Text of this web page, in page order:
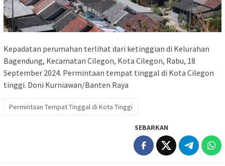
Kepadatan perumahan terlihat dari ketinggian di Kelurahan
Bagendung, Kecamatan Cilegon, Kota Cilegon, Rabu, 18
September 2024. Permintaan tempat tinggal di Kota Cilegon
tinggi. Doni Kurniawan/Banten Raya
Permintaan Tempat Tinggal di Kota Tinggi
SEBARKAN